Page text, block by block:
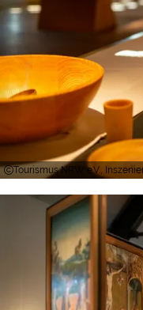
Tourismus NRW e.V.,